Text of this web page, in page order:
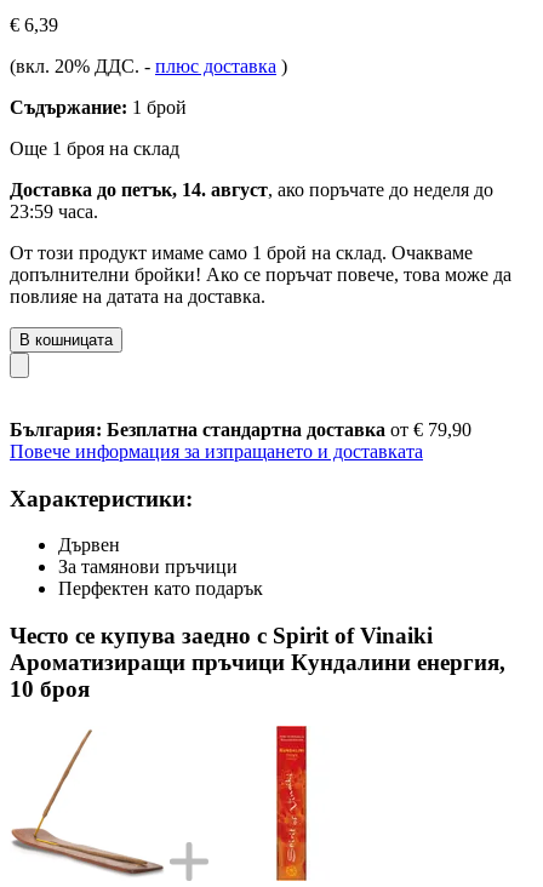
€ 6,39
(вкл. 20% ДДС. - плюс доставка )
Съдържание: 1 брой
Още 1 броя на склад
Доставка до петък, 14. август, ако поръчате до неделя до
23:59 часа.
От този продукт имаме само 1 брой на склад. Очакваме
допълнителни бройки! Ако се поръчат повече, това може да
повлияе на датата на доставка.
В кошницата
България: Безплатна стандартна доставка от € 79,90
Повече информация за изпращането и доставката
Характеристики:
Дървен
За тамянови пръчици
Перфектен като подарък
Често се купува заедно с Spirit of Vinaiki
Ароматизиращи пръчици Кундалини енергия,
10 броя